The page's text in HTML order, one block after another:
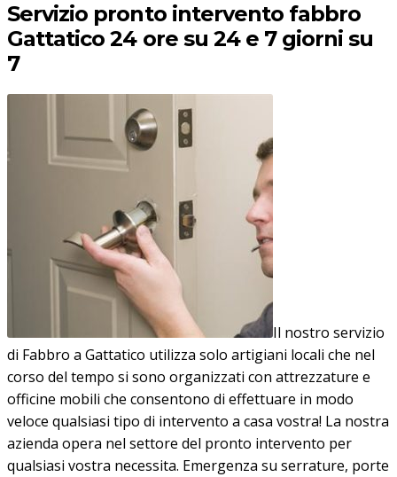
Servizio pronto intervento fabbro
Gattatico 24 ore su 24 e 7 giorni su
7
Il nostro servizio
di Fabbro a Gattatico utilizza solo artigiani locali che nel
corso del tempo si sono organizzati con attrezzature e
officine mobili che consentono di effettuare in modo
veloce qualsiasi tipo di intervento a casa vostra! La nostra
azienda opera nel settore del pronto intervento per
qualsiasi vostra necessita. Emergenza su serrature, porte